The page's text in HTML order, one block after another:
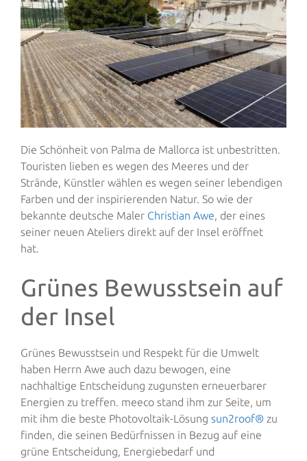
Die Schönheit von Palma de Mallorca ist unbestritten.
Touristen lieben es wegen des Meeres und der
Strände, Künstler wählen es wegen seiner lebendigen
Farben und der inspirierenden Natur. So wie der
bekannte deutsche Maler Christian Awe, der eines
seiner neuen Ateliers direkt auf der Insel eröffnet
hat.
Grünes Bewusstsein auf
der Insel
Grünes Bewusstsein und Respekt für die Umwelt
haben Herrn Awe auch dazu bewogen, eine
nachhaltige Entscheidung zugunsten erneuerbarer
Energien zu treffen. meeco stand ihm zur Seite, um
mit ihm die beste Photovoltaik-Lösung sun2roof® zu
finden, die seinen Bedürfnissen in Bezug auf eine
grüne Entscheidung, Energiebedarf und